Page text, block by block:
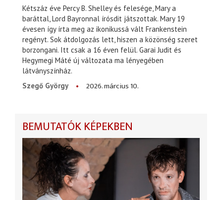
Kétszáz éve Percy B. Shelley és felesége, Mary a
baráttal, Lord Bayronnal írósdit játszottak. Mary 19
évesen így írta meg az ikonikussá vált Frankenstein
regényt. Sok átdolgozás lett, hiszen a közönség szeret
borzongani. Itt csak a 16 éven felül. Garai Judit és
Hegymegi Máté új változata ma lényegében
látványszínház.
Szegő György
2026. március 10.
BEMUTATÓK KÉPEKBEN